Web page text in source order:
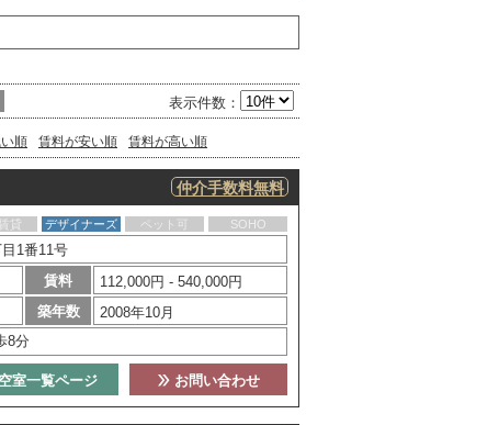
表示件数：
順 賃料が安い順 賃料が高い順
仲介手数料無料
貸 デザイナーズ ペット可 SOHO
1番11号
賃料
112,000円 - 540,000円
築年数
2008年10月
8分
お問い合わせ
空室一覧ページ